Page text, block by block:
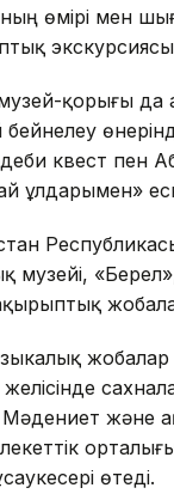
өмірі мен
экскурсиясы
қорығы да
бейнелеу
квест пен
музейі,
және
өтеді.